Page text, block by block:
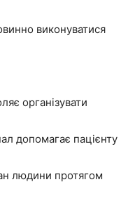
виконуватися
організувати
допомагає пацієнту
людини протягом